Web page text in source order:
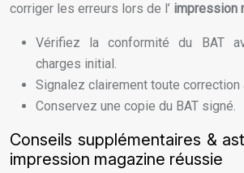
corriger les erreurs lors de l’ impression
Vérifiez la conformité du BAT
charges initial.
Signalez clairement toute correction
Conservez une copie du BAT signé.
Conseils supplémentaires &
impression magazine réussie